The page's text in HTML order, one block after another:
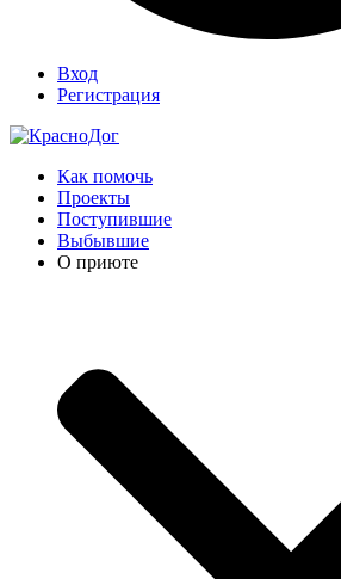
Вход
Регистрация
Как помочь
Проекты
Поступившие
Выбывшие
О приюте